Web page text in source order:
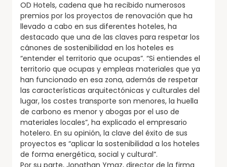
OD Hotels, cadena que ha recibido numerosos
premios por los proyectos de renovación que ha
llevado a cabo en sus diferentes hoteles, ha
destacado que una de las claves para respetar los
cánones de sostenibilidad en los hoteles es
“entender el territorio que ocupas”. “Si entiendes el
territorio que ocupas y empleas materiales que ya
han funcionado en esa zona, además de respetar
las características arquitectónicas y culturales del
lugar, los costes transporte son menores, la huella
de carbono es menor y abogas por el uso de
materiales locales”, ha explicado el empresario
hotelero. En su opinión, la clave del éxito de sus
proyectos es “aplicar la sostenibilidad a los hoteles
de forma energética, social y cultural”.
Por su parte, Jonathan Ymaz, director de la firma